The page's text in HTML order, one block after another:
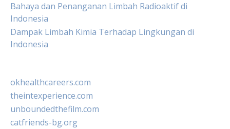
Bahaya dan Penanganan Limbah Radioaktif di
Indonesia
Dampak Limbah Kimia Terhadap Lingkungan di
Indonesia
okhealthcareers.com
theintexperience.com
unboundedthefilm.com
catfriends-bg.org